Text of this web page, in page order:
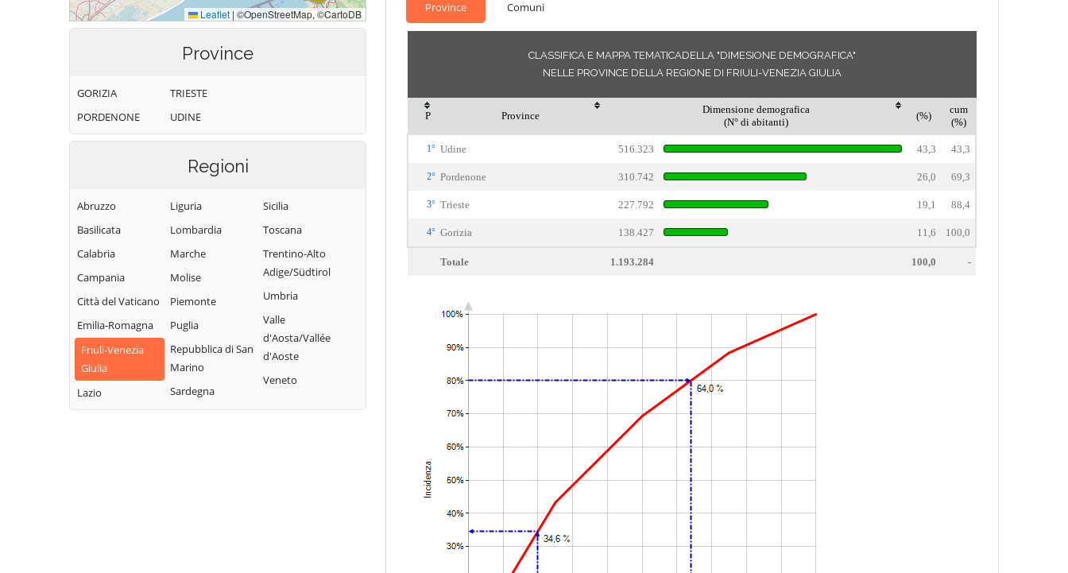
Province
GORIZIA
PORDENONE
TRIESTE
UDINE
Regioni
Abruzzo
Basilicata
Calabria
Campania
Città del Vaticano
Emilia-Romagna
Friuli-Venezia
Giulia
Lazio
Liguria
Lombardia
Marche
Molise
Piemonte
Puglia
Repubblica di San
Marino
Sardegna
Sicilia
Toscana
Trentino-Alto
Adige/Südtirol
Umbria
Valle
d'Aosta/Vallée
d'Aoste
Veneto
Province Comuni
CLASSIFICA E MAPPA TEMATICADELLA "DIMESIONE DEMOGRAFICA"
NELLE PROVINCE DELLA REGIONE DI FRIULI-VENEZIA GIULIA
P Province
Dimensione demografica
(N° di abitanti)
(%)
cum
(%)
1° Udine 516.323 43,3 43,3
2° Pordenone 310.742 26,0 69,3
3° Trieste 227.792 19,1 88,4
4° Gorizia 138.427 11,6 100,0
Totale 1.193.284 100,0 -